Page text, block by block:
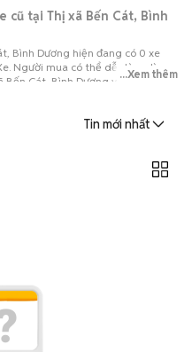
cũ tại Thị xã Bến Cát, Bình
Bình Dương hiện đang có 0 xe
Người mua có thể dễ dàng tìm
Cát, Bình Dương với đa dạng
...Xem thêm
Tin mới nhất